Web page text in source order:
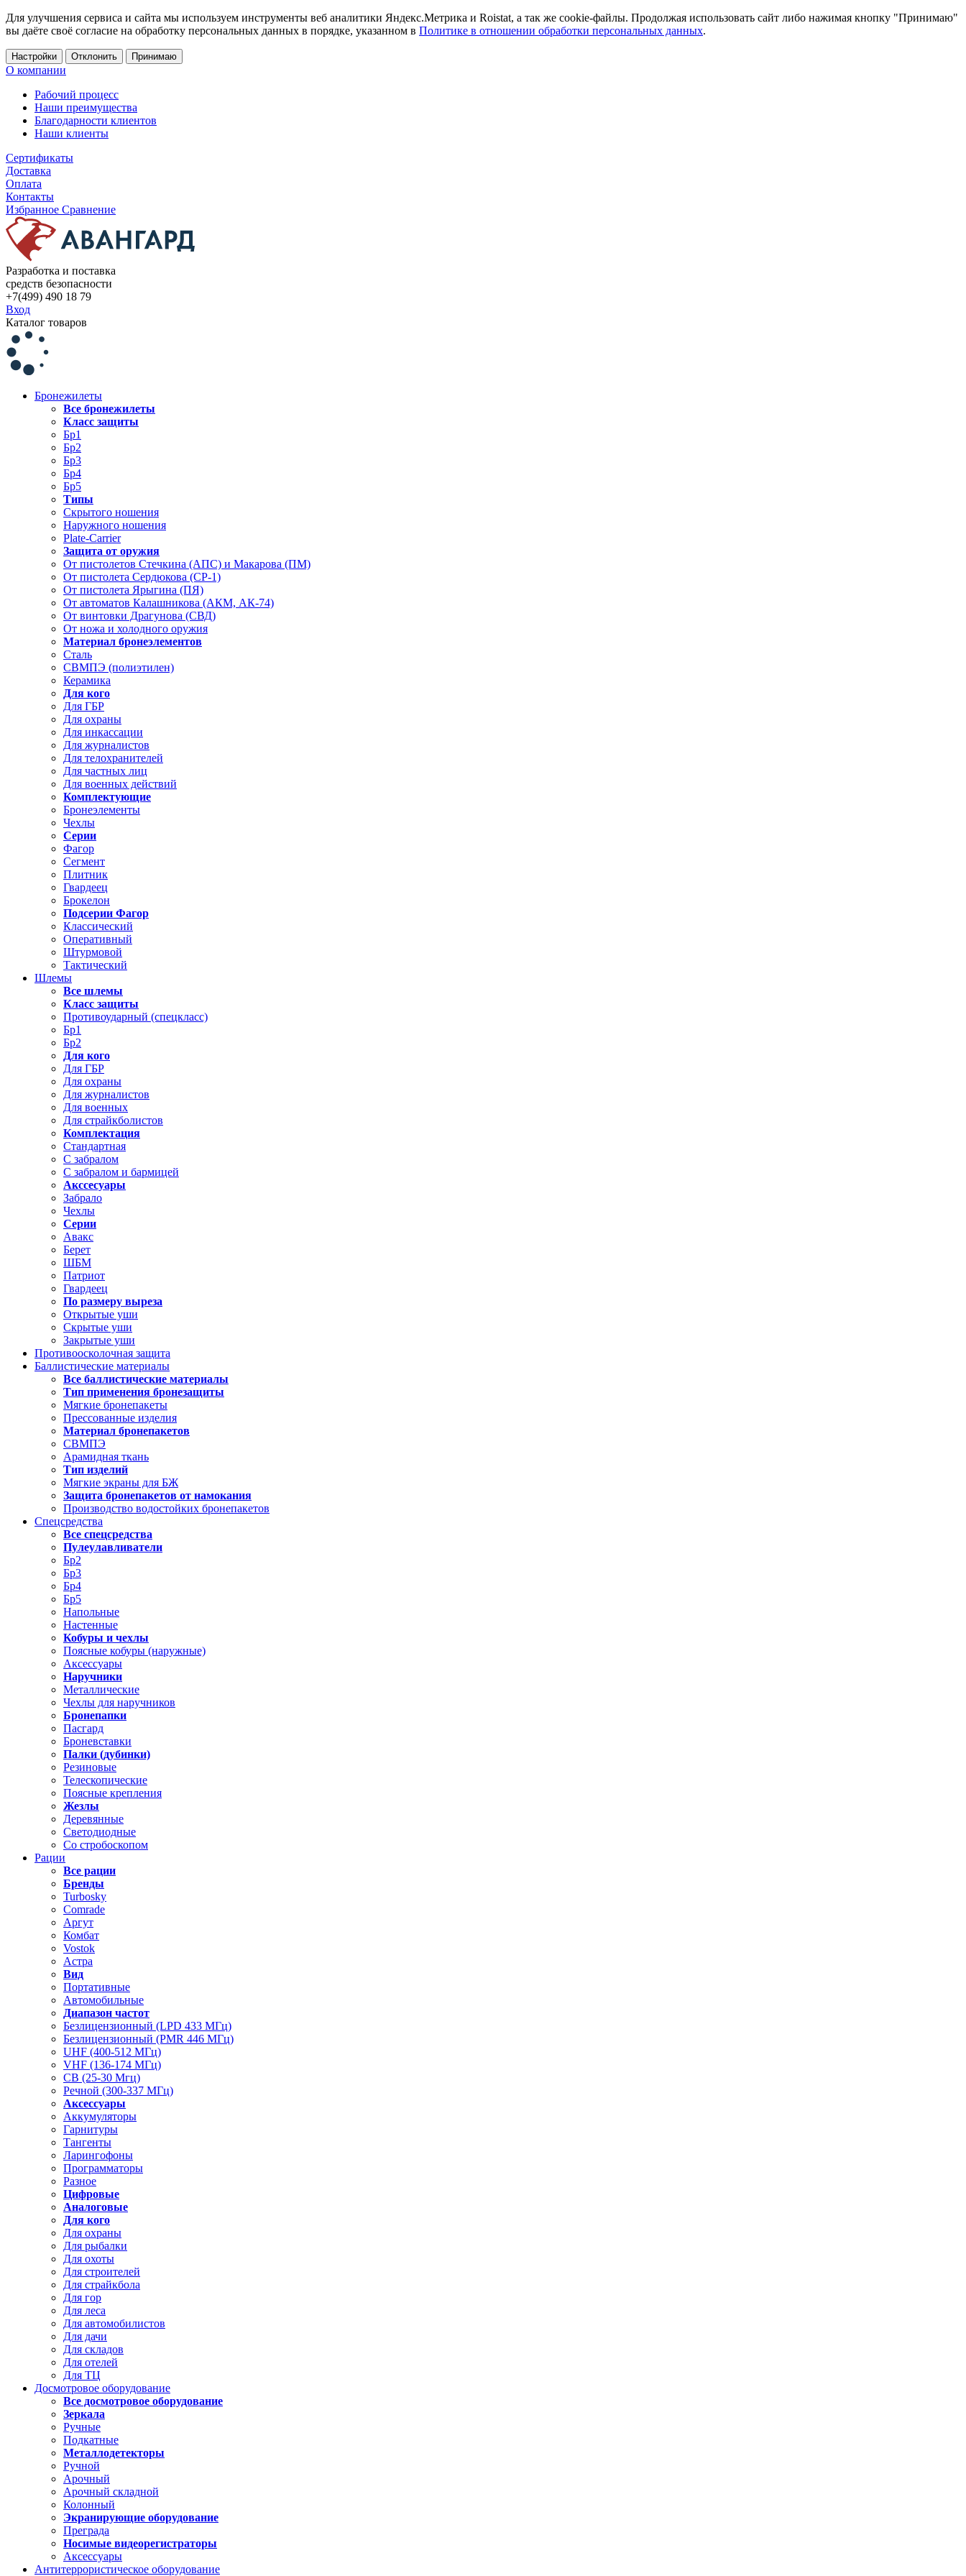
Для улучшения сервиса и сайта мы используем инструменты веб аналитики Яндекс.Метрика и Roistat, а так же cookie-файлы. Продолжая использовать сайт либо нажимая кнопку "Принимаю"
вы даёте своё согласие на обработку персональных данных в порядке, указанном в Политике в отношении обработки персональных данных.
Настройки Отклонить Принимаю
О компании
Рабочий процесс
Наши преимущества
Благодарности клиентов
Наши клиенты
Сертификаты
Доставка
Оплата
Контакты
Избранное Сравнение
Разработка и поставка
средств безопасности
+7(499) 490 18 79
Вход
Каталог товаров
Бронежилеты
Все бронежилеты
Класс защиты
Бр1
Бр2
Бр3
Бр4
Бр5
Типы
Скрытого ношения
Наружного ношения
Plate-Carrier
Защита от оружия
От пистолетов Стечкина (АПС) и Макарова (ПМ)
От пистолета Сердюкова (СР-1)
От пистолета Ярыгина (ПЯ)
От автоматов Калашникова (АКМ, АК-74)
От винтовки Драгунова (СВД)
От ножа и холодного оружия
Материал бронеэлементов
Сталь
СВМПЭ (полиэтилен)
Керамика
Для кого
Для ГБР
Для охраны
Для инкассации
Для журналистов
Для телохранителей
Для частных лиц
Для военных действий
Комплектующие
Бронеэлементы
Чехлы
Серии
Фагор
Сегмент
Плитник
Гвардеец
Брокелон
Подсерии Фагор
Классический
Оперативный
Штурмовой
Тактический
Шлемы
Все шлемы
Класс защиты
Противоударный (спецкласс)
Бр1
Бр2
Для кого
Для ГБР
Для охраны
Для журналистов
Для военных
Для страйкболистов
Комплектация
Стандартная
С забралом
С забралом и бармицей
Акссесуары
Забрало
Чехлы
Серии
Авакс
Берет
ШБМ
Патриот
Гвардеец
По размеру выреза
Открытые уши
Скрытые уши
Закрытые уши
Противоосколочная защита
Баллистические материалы
Все баллистические материалы
Тип применения бронезащиты
Мягкие бронепакеты
Прессованные изделия
Материал бронепакетов
СВМПЭ
Арамидная ткань
Тип изделий
Мягкие экраны для БЖ
Защита бронепакетов от намокания
Производство водостойких бронепакетов
Спецсредства
Все спецсредства
Пулеулавливатели
Бр2
Бр3
Бр4
Бр5
Напольные
Настенные
Кобуры и чехлы
Поясные кобуры (наружные)
Аксессуары
Наручники
Металлические
Чехлы для наручников
Бронепапки
Пасгард
Броневставки
Палки (дубинки)
Резиновые
Телескопические
Поясные крепления
Жезлы
Деревянные
Светодиодные
Со стробоскопом
Рации
Все рации
Бренды
Turbosky
Comrade
Аргут
Комбат
Vostok
Астра
Вид
Портативные
Автомобильные
Диапазон частот
Безлицензионный (LPD 433 МГц)
Безлицензионный (PMR 446 МГц)
UHF (400-512 МГц)
VHF (136-174 МГц)
CB (25-30 Мгц)
Речной (300-337 МГц)
Аксессуары
Аккумуляторы
Гарнитуры
Тангенты
Ларингофоны
Программаторы
Разное
Цифровые
Аналоговые
Для кого
Для охраны
Для рыбалки
Для охоты
Для строителей
Для страйкбола
Для гор
Для леса
Для автомобилистов
Для дачи
Для складов
Для отелей
Для ТЦ
Досмотровое оборудование
Все досмотровое оборудование
Зеркала
Ручные
Подкатные
Металлодетекторы
Ручной
Арочный
Арочный складной
Колонный
Экранирующие оборудование
Преграда
Носимые видеорегистраторы
Аксессуары
Антитеррористическое оборудование